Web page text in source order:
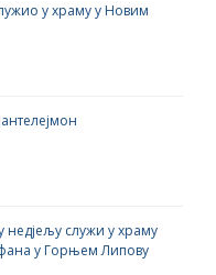
у храму у Новим
недјељу служи у храму
у Горњем Липову